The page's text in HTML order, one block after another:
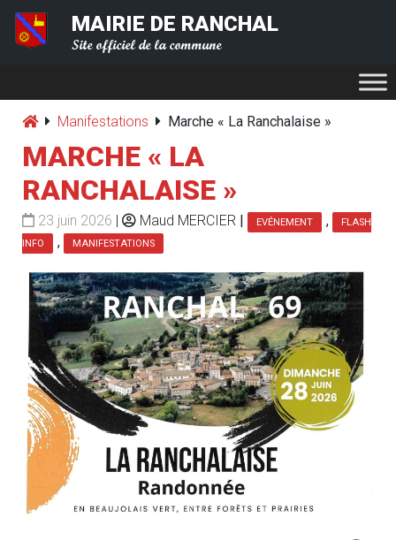
MAIRIE DE RANCHAL
Site officiel de la commune
Manifestations Marche « La Ranchalaise »
MARCHE « LA
RANCHALAISE »
23 juin 2026 | Maud MERCIER | EVÉNEMENT ,
FLASH
INFO
, MANIFESTATIONS